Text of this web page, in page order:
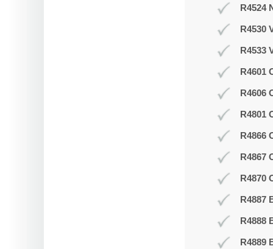
R4524
R4530
R4533
R4601
R4606
R4801
R4866
R4867
R4870
R4887
R4888
R4889